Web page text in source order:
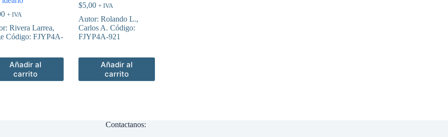
+ IVA
Rivera Larrea,
Código: FJYP4A-
Añadir al
carrito
$5,00 + IVA
Autor: Rolando L.,
Carlos A. Código:
FJYP4A-921
Añadir al
carrito
Contactanos: